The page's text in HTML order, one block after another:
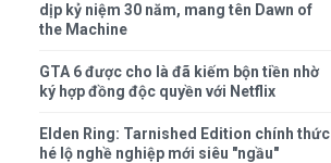
dịp kỷ niệm 30 năm, mang tên Dawn of
the Machine
GTA 6 được cho là đã kiếm bộn tiền nhờ
ký hợp đồng độc quyền với Netflix
Elden Ring: Tarnished Edition chính thức
hé lộ nghề nghiệp mới siêu "ngầu"